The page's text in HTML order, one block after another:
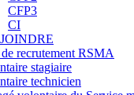
CFP3
CI
recrutement RSMA
stagiaire
technicien